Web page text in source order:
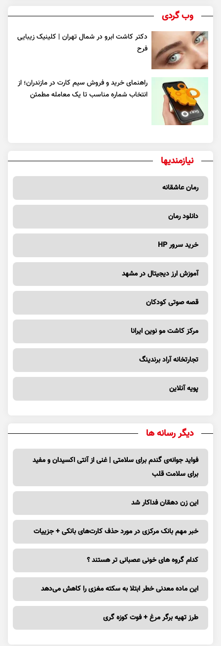
وب گردی
دکتر کاشت ابرو در شمال تهران | کلینیک زیبایی
فرح
راهنمای خرید و فروش سیم کارت در مازندران؛ از
انتخاب شماره مناسب تا یک معامله مطمئن
نیازمندیها
رمان عاشقانه
دانلود رمان
خرید سرور HP
آموزش ارز دیجیتال در مشهد
قصه صوتی کودکان
مرکز کاشت مو نوین ایرانا
تجارتخانه آراد برندینگ
پویه آنلاین
دیگر رسانه ها
فواید جوانه‌ی گندم برای سلامتی | غنی از آنتی اکسیدان و مفید
برای سلامت قلب
این زن دهقان فداکار شد
خبر مهم بانک مرکزی در مورد حذف کارت‌های بانکی + جزییات
کدام گروه های خونی عصبانی تر هستند ؟
این ماده معدنی خطر ابتلا به سکته مغزی را کاهش می‌دهد
طرز تهیه برگر مرغ + فوت کوزه گری